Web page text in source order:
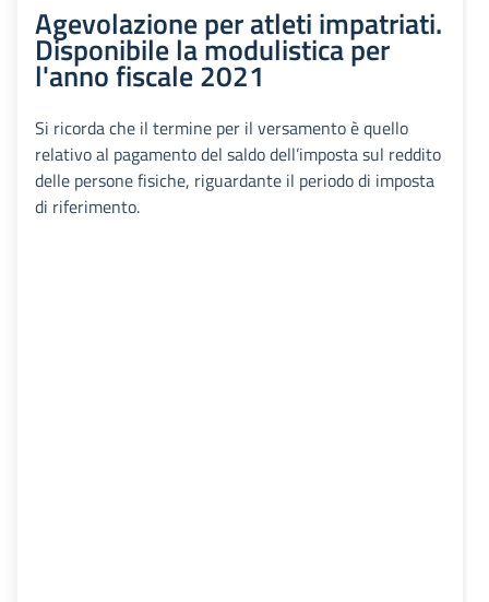
Agevolazione per atleti impatriati.
Disponibile la modulistica per
l'anno fiscale 2021
Si ricorda che il termine per il versamento è quello
relativo al pagamento del saldo dell’imposta sul reddito
delle persone fisiche, riguardante il periodo di imposta
di riferimento.